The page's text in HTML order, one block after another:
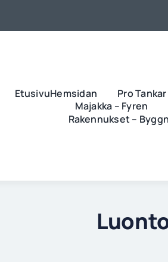
EtusivuHemsidan Pro Tankar
Majakka – Fyren
Rakennukset –